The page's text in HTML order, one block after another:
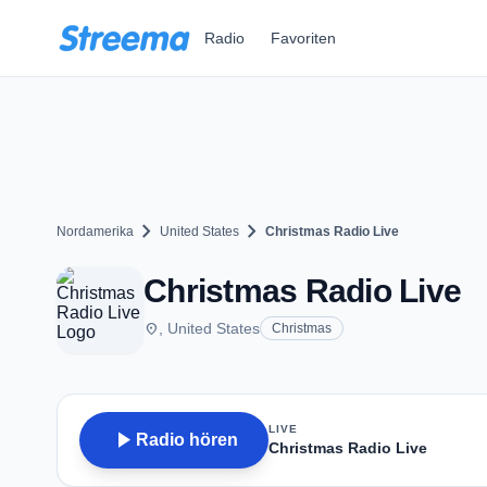
Radio Favoriten
Nordamerika chevron_right United States chevron_right Christmas Radio Live
Christmas Radio Live
place , United States Christmas
play_arrow Radio hören
LIVE
Christmas Radio Live